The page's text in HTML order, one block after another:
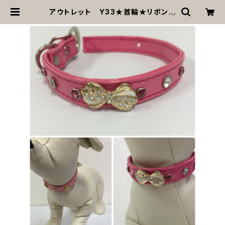
アウトレット Y33★首輪★リボンモ
MOANA